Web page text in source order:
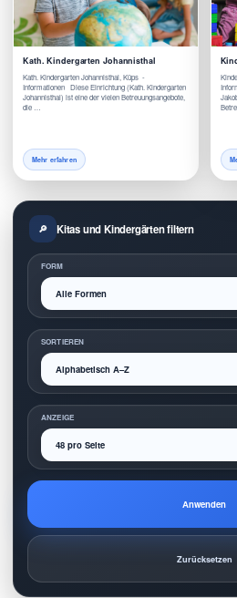
Kath. Kindergarten Johannisthal
Kath. Kindergarten Johannisthal, Küps -
Informationen Diese Einrichtung (Kath. Kindergarten
Johannisthal) ist eine der vielen Betreuungsangebote,
die …
Mehr erfahren
Kitas und Kindergärten filtern
FORM
SORTIEREN
ANZEIGE
Anwenden
Zurücksetzen